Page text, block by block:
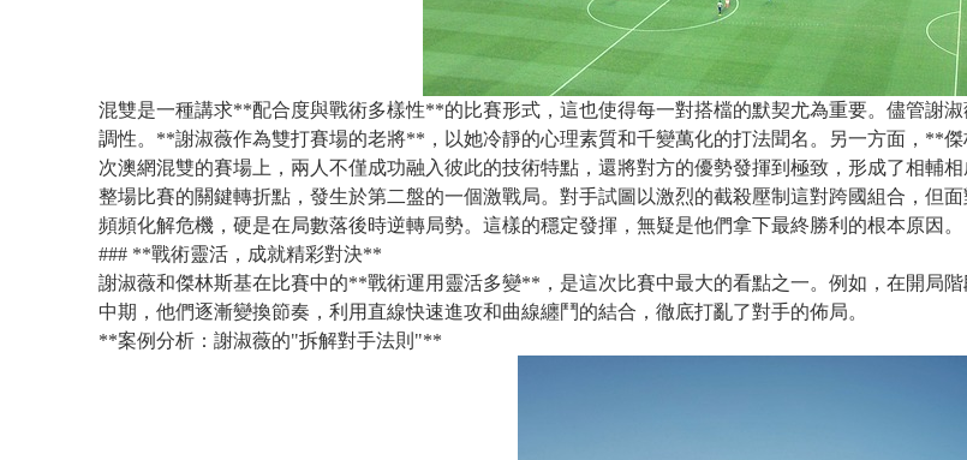
混雙是一種講求**配合度與戰術多樣性**的比賽形式，這也使得每一對搭檔的默契尤為重要。儘管謝
調性。**謝淑薇作為雙打賽場的老將**，以她冷靜的心理素質和千變萬化的打法聞名。另一方面，**
次澳網混雙的賽場上，兩人不僅成功融入彼此的技術特點，還將對方的優勢發揮到極致，形成了相輔相
整場比賽的關鍵轉折點，發生於第二盤的一個激戰局。對手試圖以激烈的截殺壓制這對跨國組合，
頻頻化解危機，硬是在局數落後時逆轉局勢。這樣的穩定發揮，無疑是他們拿下最終勝利的根本原因。
### **戰術靈活，成就精彩對決**
謝淑薇和傑林斯基在比賽中的**戰術運用靈活多變**，是這次比賽中最大的看點之一。例如，在開局
中期，他們逐漸變換節奏，利用直線快速進攻和曲線纏鬥的結合，徹底打亂了對手的佈局。
**案例分析：謝淑薇的"拆解對手法則"**